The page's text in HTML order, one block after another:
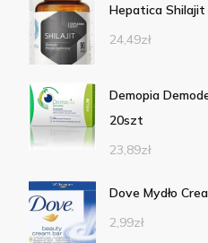
Hepatica Shilajit
24,49zł
Demopia
20szt
23,89zł
Dove Mydło
2,99zł